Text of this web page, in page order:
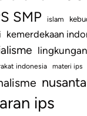
SMP islam
kemerdekaan
indonesia materi ips
ips